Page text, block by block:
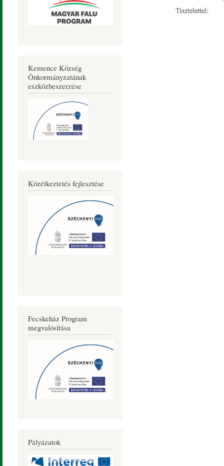
Kemence Község
Önkormányzatának
eszközbeszerzése
Közétkeztetés fejlesztése
Fecskeház Program
megvalósítása
Pályázatok